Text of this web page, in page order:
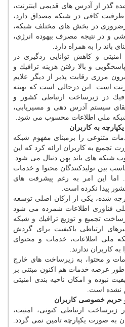
گذر از آدرس های قدیمی اینترنت،
ظرفیت كافی در شبكه مصداق دارد،
در بخش های مختلف شبكه،
و در نتیجه مصرف بیهوده انرژی،
باند را به همراه دارد.
و كاهش توانایی ردگیری در
و بالا رفتن هزینه ترافیك و
مرزی رقابت پذیر از دیگر علایم
است. این درحالی است كه بهینه
در زیرساخت ارتباطی كشور و
سیستم آدرس دهی و مسیریابی،
ملی اطلاعات محسوب می شود.
به كاربران
متنوعی را برمبنای مفهوم شبكه
تجمیع به كاربران ارائه كرد كه این
شبكه های باند پهن دنبال می شود.
بین تولیدكنندگان محتوا و خدمات
اما این امر به رغم پیشرفت های
پیدا نكرده است.
شده، یكی از اركان اصلی توسعه
فناوری اطلاعات شمرده می شود
تجمیع و توزیع ترافیك و شبكه
ارتباطی باكیفیت برای گردش
ملی اطلاعات، خدمات و محتوای
كاربران ندارند.
و محتوا، به زیرساخت های خارج
عرضه خدمات هم اكنون مبتنی بر
نبوده و امكان ناحیه بندی امنیتی
نشده است.
و حریم خصوصی كاربران
ارتباطی كنونی، امنیت،
به صورت یكپارچه تامین نمی گردد.